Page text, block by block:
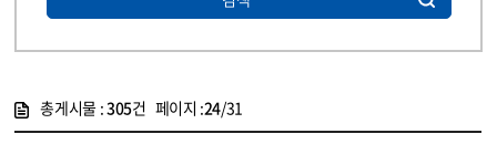
총게시물 :305건 페이지 :24/31